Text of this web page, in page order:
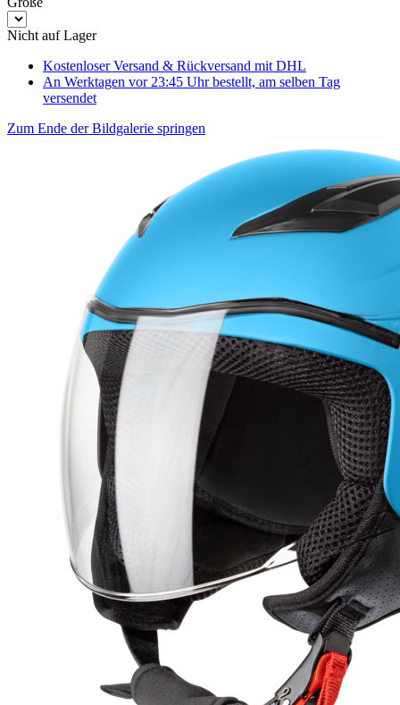
Nicht auf Lager
Kostenloser Versand & Rückversand mit DHL
An Werktagen vor 23:45 Uhr bestellt, am selben Tag
versendet
Zum Ende der Bildgalerie springen